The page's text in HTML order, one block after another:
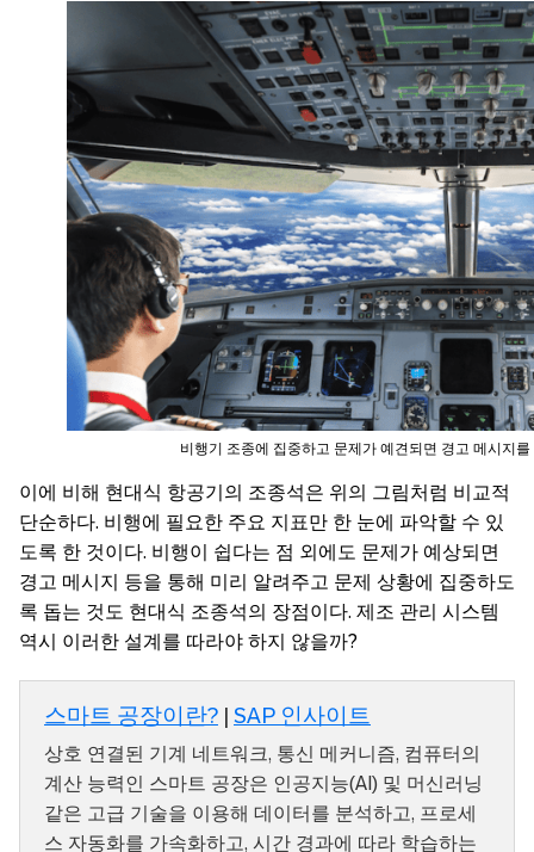
비행기 조종에 집중하고 문제가 예견되면 경고 메시지
이에 비해 현대식 항공기의 조종석은 위의 그림처럼 비교적
단순하다. 비행에 필요한 주요 지표만 한 눈에 파악할 수 있
도록 한 것이다. 비행이 쉽다는 점 외에도 문제가 예상되면
경고 메시지 등을 통해 미리 알려주고 문제 상황에 집중하도
록 돕는 것도 현대식 조종석의 장점이다. 제조 관리 시스템
역시 이러한 설계를 따라야 하지 않을까?
스마트 공장이란? | SAP 인사이트
상호 연결된 기계 네트워크, 통신 메커니즘, 컴퓨터의
계산 능력인 스마트 공장은 인공지능(AI) 및 머신러닝
같은 고급 기술을 이용해 데이터를 분석하고, 프로세
스 자동화를 가속화하고, 시간 경과에 따라 학습하는